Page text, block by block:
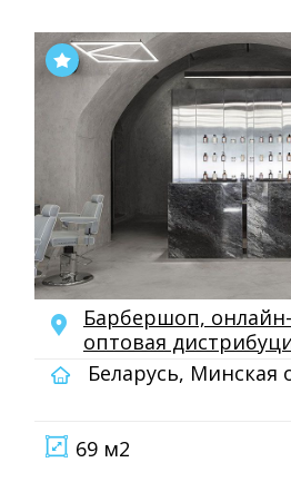
Барбершоп,
оптовая
Беларусь, Минская
69 м2